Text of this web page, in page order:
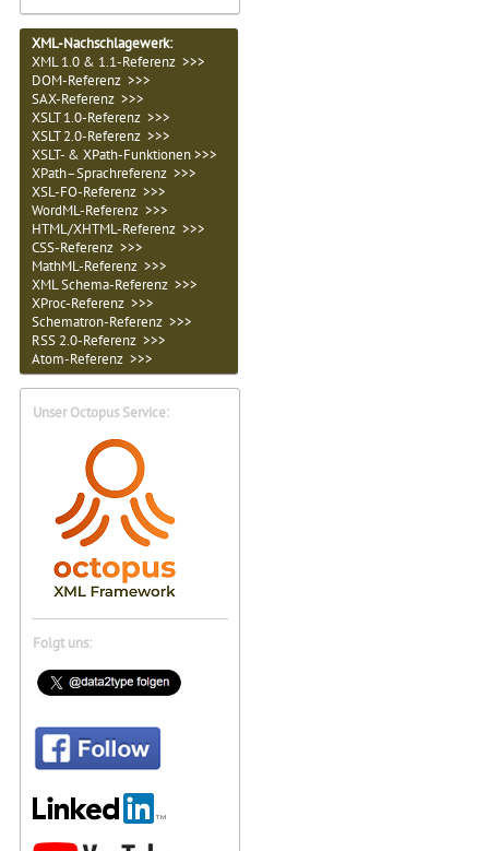
XML-Nachschlagewerk:
XML 1.0 & 1.1-Referenz >>>
DOM-Referenz >>>
SAX-Referenz >>>
XSLT 1.0-Referenz >>>
XSLT 2.0-Referenz >>>
XSLT- & XPath-Funktionen >>>
XPath–Sprachreferenz >>>
XSL-FO-Referenz >>>
WordML-Referenz >>>
HTML/XHTML-Referenz >>>
CSS-Referenz >>>
MathML-Referenz >>>
XML Schema-Referenz >>>
XProc-Referenz >>>
Schematron-Referenz >>>
RSS 2.0-Referenz >>>
Atom-Referenz >>>
Unser Octopus Service:
Folgt uns: